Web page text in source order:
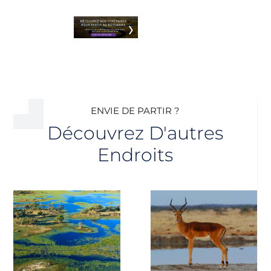
ENVIE DE PARTIR ?
Découvrez D'autres
Endroits